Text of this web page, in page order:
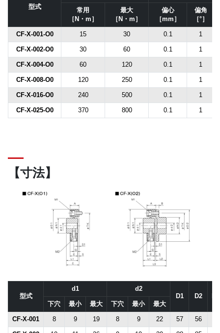
型式
常用
［N・m］
最大
［N・m］
偏心
［mm］
偏角
［°］
CF-X-001-O0 15 30 0.1 1
CF-X-002-O0 30 60 0.1 1
CF-X-004-O0 60 120 0.1 1
CF-X-008-O0 120 250 0.1 1
CF-X-016-O0 240 500 0.1 1
CF-X-025-O0 370 800 0.1 1
【寸法】
型式
d1
d2
D1
D2
下穴
最小 最大 下穴 最小 最大
CF-X-001 8 9 19 8 9 22 57 56